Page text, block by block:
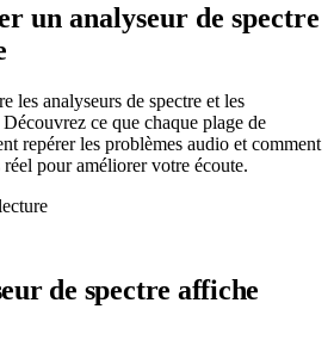
un analyseur de spectre
les analyseurs de spectre et les
ce que chaque plage de
repérer les problèmes audio et comment
pour améliorer votre écoute.
de spectre affiche